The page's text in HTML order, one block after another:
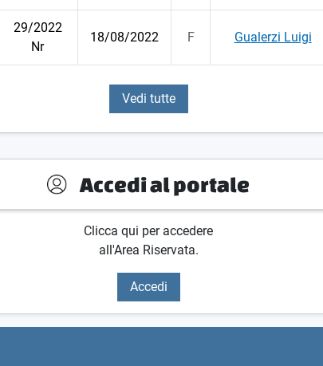
29/2022
Nr
18/08/2022 F Gualerzi Luigi
Vedi tutte
Accedi al portale
Clicca qui per accedere
all'Area Riservata.
Accedi